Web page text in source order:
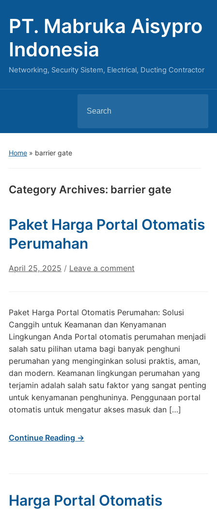
PT. Mabruka Aisypro
Indonesia
Networking, Security Sistem, Electrical, Ducting Contractor
for:
Home» barrier gate
Category Archives: barrier gate
Paket Harga Portal Otomatis
Perumahan
April 25, 2025 / Leave a comment
Paket Harga Portal Otomatis Perumahan: Solusi
Canggih untuk Keamanan dan Kenyamanan
Lingkungan Anda Portal otomatis perumahan menjadi
salah satu pilihan utama bagi banyak penghuni
perumahan yang menginginkan solusi praktis, aman,
dan modern. Keamanan lingkungan perumahan yang
terjamin adalah salah satu faktor yang sangat penting
untuk kenyamanan penghuninya. Penggunaan portal
otomatis untuk mengatur akses masuk dan […]
Continue Reading →
Harga Portal Otomatis